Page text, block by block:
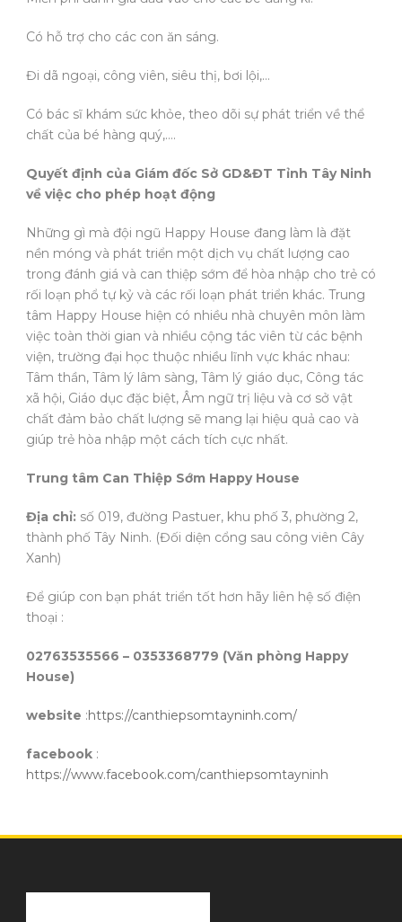
Có hỗ trợ cho các con ăn sáng.
Đi dã ngoại, công viên, siêu thị, bơi lội,…
Có bác sĩ khám sức khỏe, theo dõi sự phát triển về thể
chất của bé hàng quý,….
Quyết định của Giám đốc Sở GD&ĐT Tỉnh Tây Ninh
về việc cho phép hoạt động
Những gì mà đội ngũ Happy House đang làm là đặt
nền móng và phát triển một dịch vụ chất lượng cao
trong đánh giá và can thiệp sớm để hòa nhập cho trẻ có
rối loạn phổ tự kỷ và các rối loạn phát triển khác. Trung
tâm Happy House hiện có nhiều nhà chuyên môn làm
việc toàn thời gian và nhiều cộng tác viên từ các bệnh
viện, trường đại học thuộc nhiều lĩnh vực khác nhau:
Tâm thần, Tâm lý lâm sàng, Tâm lý giáo dục, Công tác
xã hội, Giáo dục đặc biệt, Âm ngữ trị liệu và cơ sở vật
chất đảm bảo chất lượng sẽ mang lại hiệu quả cao và
giúp trẻ hòa nhập một cách tích cực nhất.
Trung tâm Can Thiệp Sớm Happy House
Địa chỉ: số 019, đường Pastuer, khu phố 3, phường 2,
thành phố Tây Ninh. (Đối diện cổng sau công viên Cây
Xanh)
Để giúp con bạn phát triển tốt hơn hãy liên hệ số điện
thoại :
02763535566 – 0353368779 (Văn phòng Happy
House)
website :https://canthiepsomtayninh.com/
facebook :
https://www.facebook.com/canthiepsomtayninh